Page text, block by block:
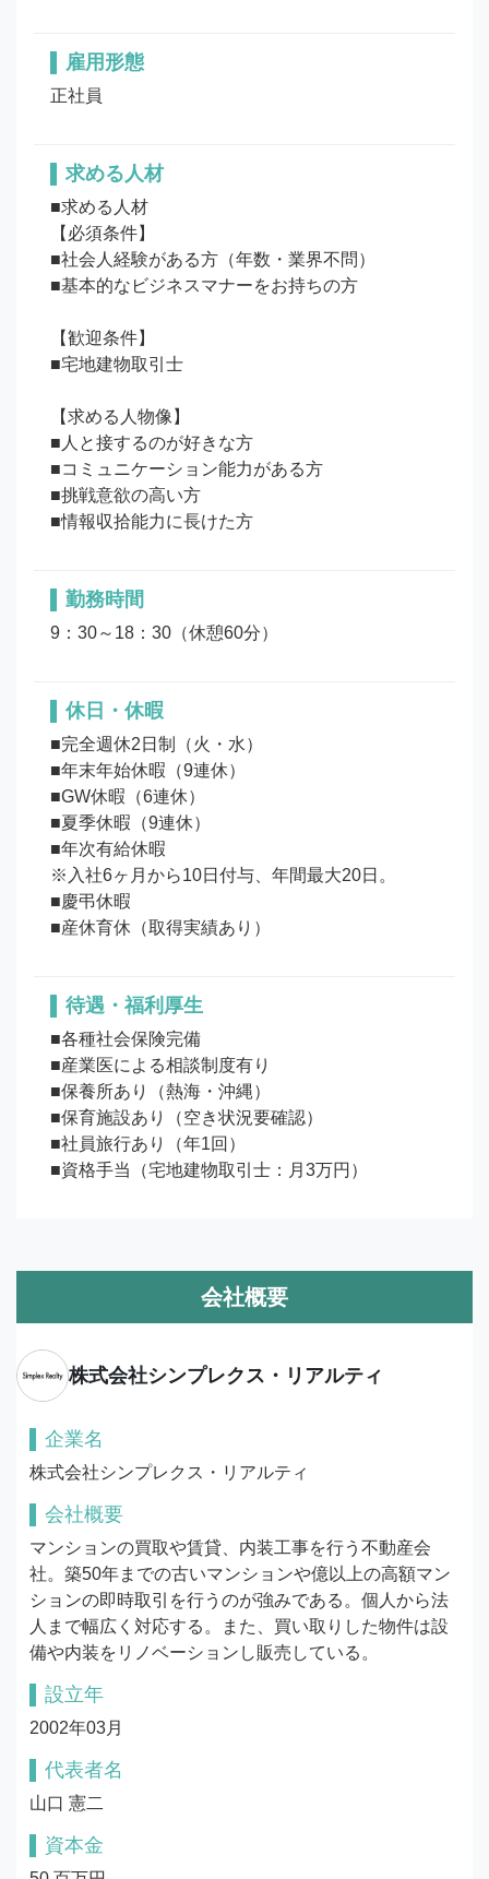
雇用形態
正社員
求める人材
■求める人材
【必須条件】
■社会人経験がある方（年数・業界不問）
■基本的なビジネスマナーをお持ちの方
【歓迎条件】
■宅地建物取引士
【求める人物像】
■人と接するのが好きな方
■コミュニケーション能力がある方
■挑戦意欲の高い方
勤務時間
9：30～18：30（休憩60分）
休日・休暇
■完全週休2日制（火・水）
■年末年始休暇（9連休）
■GW休暇（6連休）
■夏季休暇（9連休）
■年次有給休暇
※入社6ヶ月から10日付与、年間最大20日。
■慶弔休暇
待遇・福利厚生
■各種社会保険完備
■産業医による相談制度有り
■保養所あり（熱海・沖縄）
■保育施設あり（空き状況要確認）
■社員旅行あり（年1回）
■資格手当（宅地建物取引士：月3万円）
会社概要
株式会社シンプレクス・リアルティ
企業名
株式会社シンプレクス・リアルティ
会社概要
マンションの買取や賃貸、内装工事を行う不動産会
社。築50年までの古いマンションや億以上の高額マン
ションの即時取引を行うのが強みである。個人から法
人まで幅広く対応する。また、買い取りした物件は設
備や内装をリノベーションし販売している。
設立年
2002年03月
代表者名
山口 憲二
資本金